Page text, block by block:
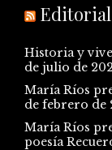
Historia y
de julio de
María Ríos
de febrero de
María Ríos
poesía